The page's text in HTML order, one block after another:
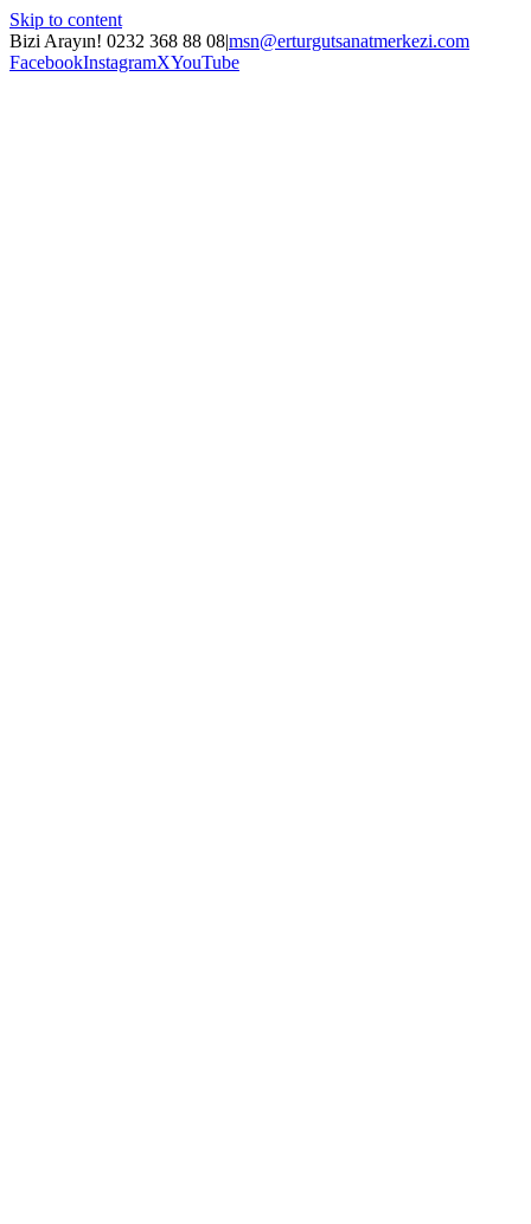
Skip to content
Bizi Arayın! 0232 368 88 08|msn@erturgutsanatmerkezi.com
FacebookInstagramXYouTube